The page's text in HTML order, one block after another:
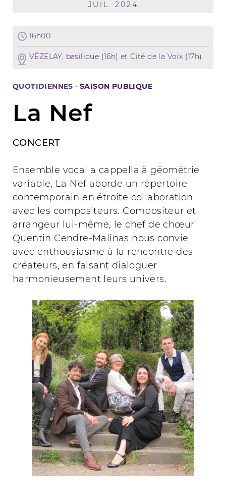
JUIL. 2024
16h00
VÉZELAY, basilique (16h) et Cité de la Voix (17h)
QUOTIDIENNES ·SAISON PUBLIQUE
La Nef
CONCERT
Ensemble vocal a cappella à géométrie
variable, La Nef aborde un répertoire
contemporain en étroite collaboration
avec les compositeurs. Compositeur et
arrangeur lui-même, le chef de chœur
Quentin Cendre-Malinas nous convie
avec enthousiasme à la rencontre des
créateurs, en faisant dialoguer
harmonieusement leurs univers.